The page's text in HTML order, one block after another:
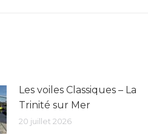
Les voiles Classiques – La
Trinité sur Mer
20 juillet 2026